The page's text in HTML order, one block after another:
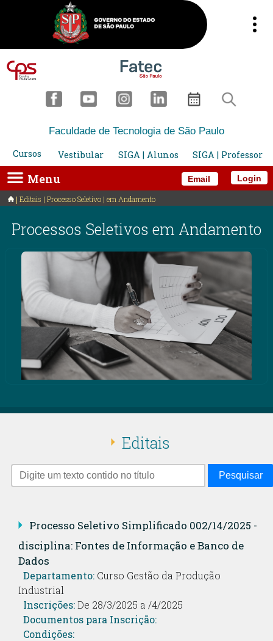
Email
Faculdade de Tecnologia de São Paulo
Cursos
Vestibular SIGA | Alunos SIGA | Professor
Menu Login
Editais | Processo Seletivo | em Andamento
Processos Seletivos em Andamento
Editais
Pesquisar
Processo Seletivo Simplificado 002/14/2025 -
disciplina: Fontes de Informação e Banco de
Dados
Departamento: Curso Gestão da Produção
Industrial
Inscrições:De 28/3/2025 a /4/2025
Documentos para Inscrição:
Condições: